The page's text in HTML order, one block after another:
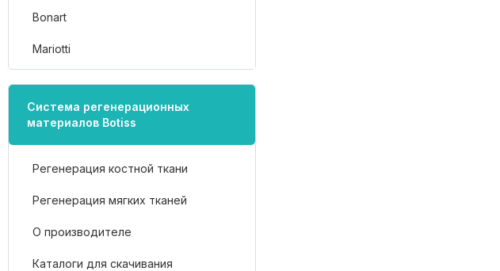
Bonart
Mariotti
Система регенерационных
материалов Botiss
Регенерация костной ткани
Регенерация мягких тканей
О производителе
Каталоги для скачивания